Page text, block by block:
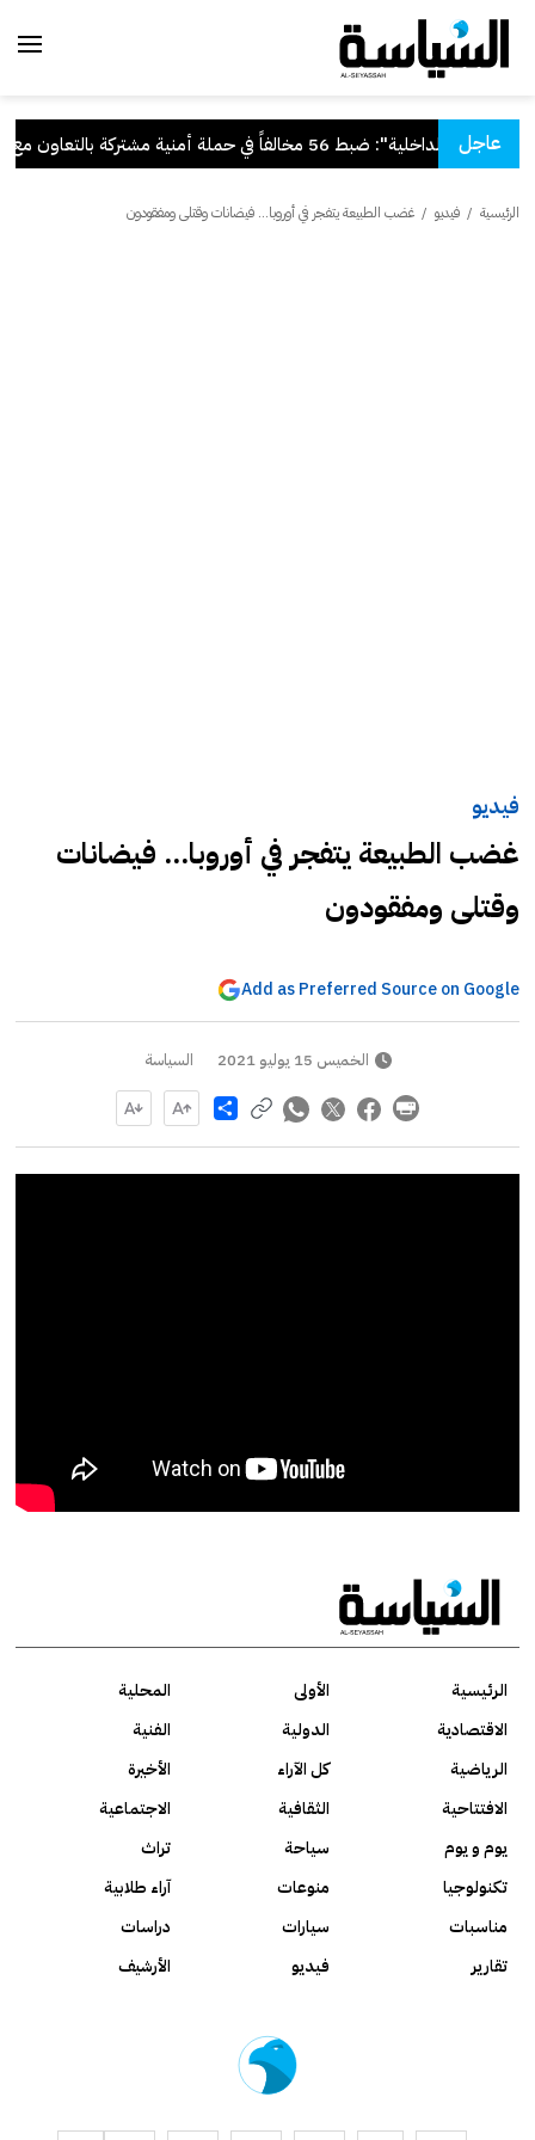
عاجل
. "الداخلية": ضبط 56 مخالفاً في حملة أمنية مشتركة بالتعاون مع "القوى العاملة"
الرئيسية / فيديو / غضب الطبيعة يتفجر في أوروبا... فيضانات وقتلى ومفقودون
فيديو
غضب الطبيعة يتفجر في أوروبا... فيضانات
وقتلى ومفقودون
Add as Preferred Source on Google
الخميس 15 يوليو 2021 السياسة
Share
الرئيسية الأولى
المحلية
الاقتصادية
الدولية
الفنية
الرياضية
كل الآراء
الأخيرة
الافتتاحية
الثقافية
الاجتماعية
يوم و يوم
سياحة
تراث
تكنولوجيا
منوعات
آراء طلابية
مناسبات
سيارات
دراسات
تقارير
فيديو الأرشيف